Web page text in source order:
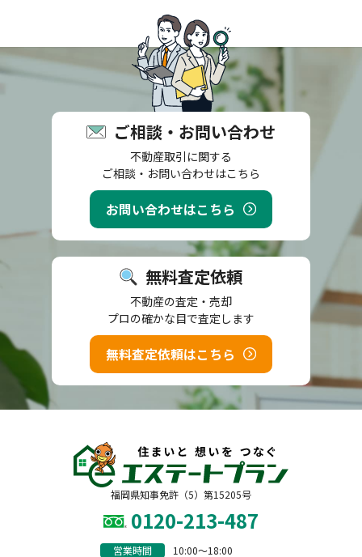
ご相談・お問い合わせ
不動産取引に関する
ご相談・お問い合わせはこちら
お問い合わせはこちら
無料査定依頼
不動産の査定・売却
プロの確かな目で査定します
無料査定依頼はこちら
福岡県知事免許（5）第15205号
0120-213-487
営業時間 10:00〜18:00